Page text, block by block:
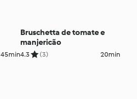
45min
Bruschetta de tomate e
manjericão
4.3 (3) 20min